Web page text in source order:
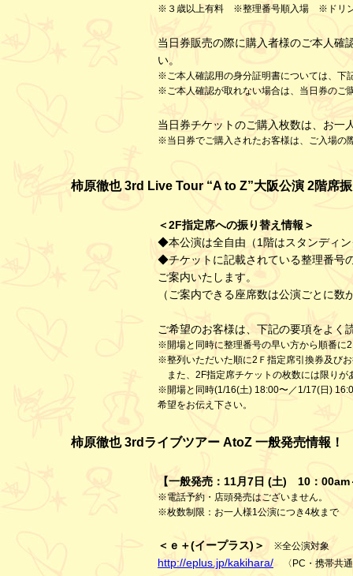
※３歳以上有料 ※整理番号順入場 ※ドリン
当日券販売の際に購入者様のご本人確
い。
※ご本人確認用の身分証明書については、下
※ご本人確認が取れない場合は、当日券のご
当日券チケットのご購入枚数は、お一
※当日券でご購入されたお客様は、ご入場の
柿原徹也 3rd Live Tour “A to Z”大阪公演 2階席
＜2F指定席への振り替え情報＞
◆本公演は全自由（1階はスタンディ
◆チケットに記載されている整理番号
ご案内いたします。
（ご案内できる座席数は公演ごとに
ご希望のお客様は、下記の要項をよく
※開場と同時に整理番号の早い方から順番に
※整列いただいた順に2Ｆ指定席引換券及び
また、2F指定席チケットの枚数には限りが
※開場と同時(1/16(土) 18:00〜／1/17(日)
希望をお伝え下さい。
柿原徹也 3rdライブツアー AtoZ 一般発売情報！
【一般発売：11月7日 (土) 10：00am
※電話予約・店頭発売はございません。
※枚数制限：お一人様1公演につき4枚まで
＜ｅ＋(イープラス)＞ ※全公演対象
http://eplus.jp/kakihara/ 〈PC・携帯共